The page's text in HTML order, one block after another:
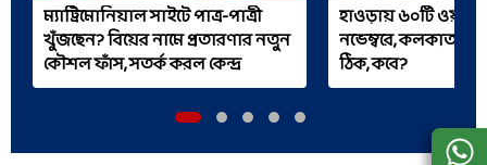
ম্যাট্রিমোনিয়াল সাইটে পাত্র-পাত্রী
খুঁজছেন? বিয়ের নামে প্রতারণার নতুন
কৌশল ফাঁস, সতর্ক করল কেন্দ্র
হাওড়ায় ৬০টি
নভেম্বরে, কলকাতারও
ঠিক, কবে?